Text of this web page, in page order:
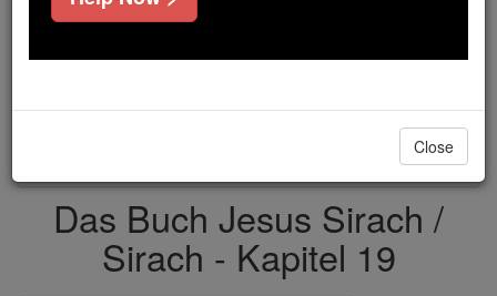
families worldwide. Our founders, now in their 70's,
and keep Catholic education free for all. Stand with us
Das Buch Jesus Sirach /
Sirach - Kapitel 19
Close